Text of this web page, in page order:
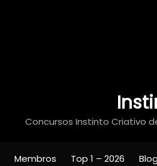
Concursos Instinto Criativo
Membros Top 1 – 2026 Blog